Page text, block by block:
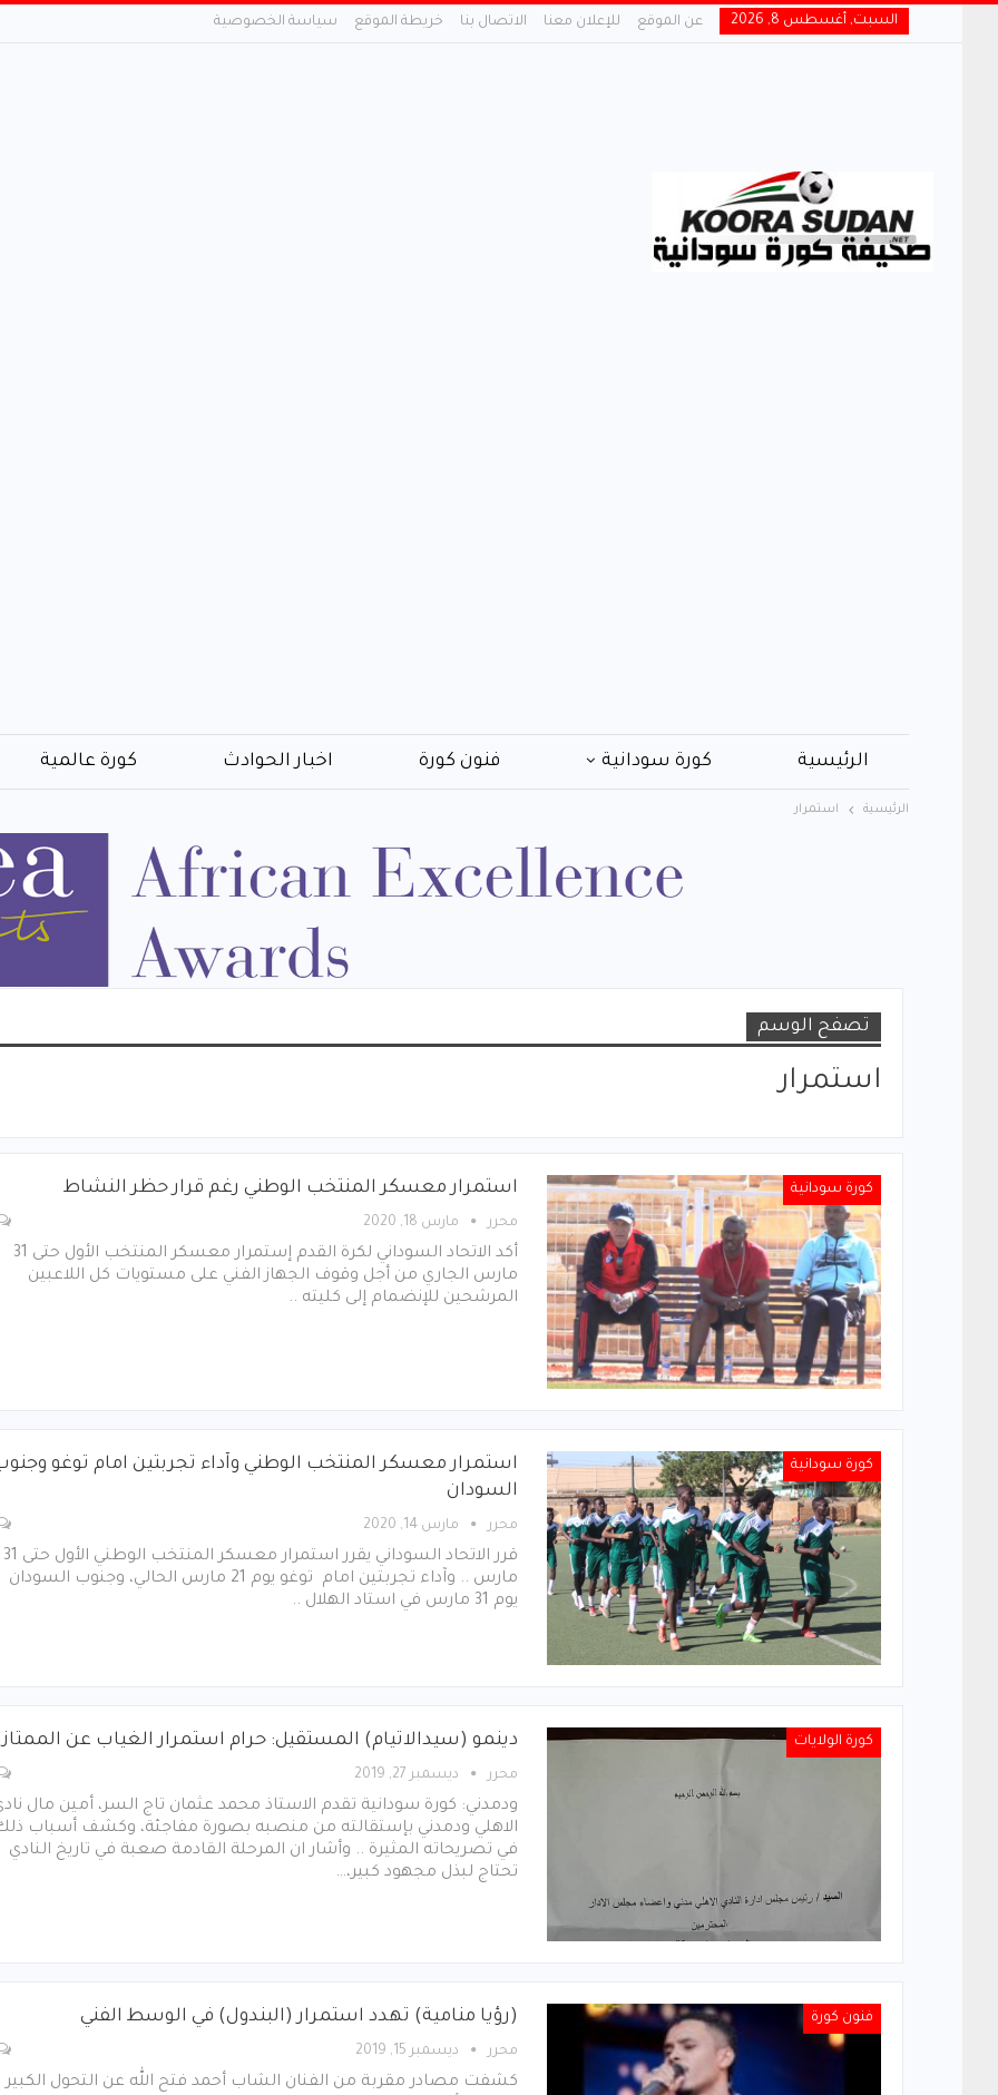
السبت, أغسطس 8, 2026 عن الموقع للإعلان معنا الاتصال بنا خريطة الموقع سياسة الخصوصية
الرئيسية كورة سودانية فنون كورة اخبار الحوادث كورة عالمية
الرئيسية استمرار
تصفح الوسم
استمرار
كورة سودانية استمرار معسكر المنتخب الوطني رغم قرار حظر النشاط
محرر مارس 18, 2020
أكد الاتحاد السوداني لكرة القدم إستمرار معسكر المنتخب الأول حتى 31
مارس الجاري من أجل وقوف الجهاز الفني على مستويات كل اللاعبين
المرشحين للإنضمام إلى كليته ..
كورة سودانية
استمرار معسكر المنتخب الوطني وآداء تجربتين امام توغو
السودان
محرر مارس 14, 2020
قرر الاتحاد السوداني يقرر استمرار معسكر المنتخب الوطني الأول حتى 31
مارس .. وآداء تجربتين امام توغو يوم 21 مارس الحالي، وجنوب السودان
يوم 31 مارس في استاد الهلال ..
كورة الولايات دينمو (سيدالاتيام) المستقيل: حرام استمرار الغياب عن الممتاز
محرر ديسمبر 27, 2019
ودمدني: كورة سودانية تقدم الاستاذ محمد عثمان تاج السر، أمين مال
الاهلي ودمدني بإستقالته من منصبه بصورة مفاجئة، وكشف أسباب
في تصريحاته المثيرة .. وأشار ان المرحلة القادمة صعبة في تاريخ النادي
تحتاج لبذل مجهود كبير،…
فنون كورة (رؤيا منامية) تهدد استمرار (البندول) في الوسط الفني
محرر ديسمبر 15, 2019
كشفت مصادر مقربة من الفنان الشاب أحمد فتح الله عن التحول الكبير